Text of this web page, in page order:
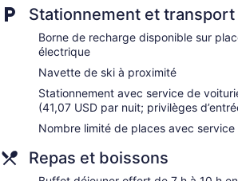
Outdoor picnic space
Gift shop
Beauty salon
Fireplace in lobby
ATM
Onsite shopping
Bellhop
Elevator
Stationnement et transport
Borne de recharge disponible sur
électrique
Navette de ski à proximité
Stationnement avec service de
(41,07 USD par nuit; privilèges
Nombre limité de places avec
Repas et boissons